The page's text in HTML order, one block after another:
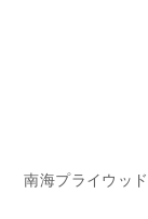
南海プライウッ